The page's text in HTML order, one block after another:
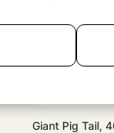
Giant Pig Tail,